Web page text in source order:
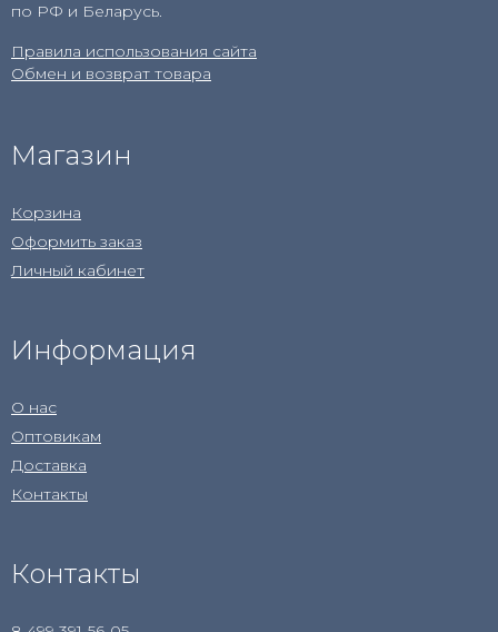
по РФ и Беларусь.
Правила использования сайта
Обмен и возврат товара
Магазин
Корзина
Оформить заказ
Личный кабинет
Информация
О нас
Оптовикам
Доставка
Контакты
Контакты